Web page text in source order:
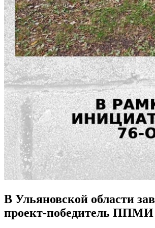
В Ульяновской области
проект-победитель ППМИ